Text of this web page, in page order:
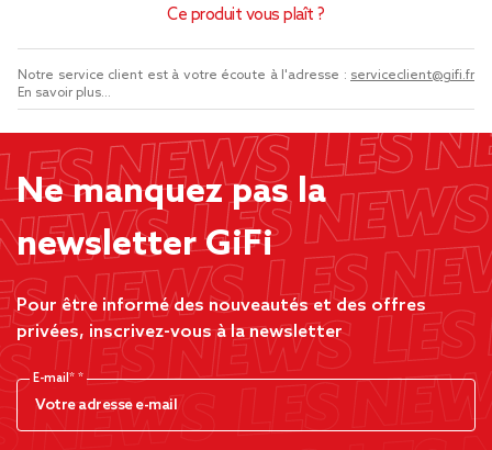
Ce produit vous plaît ?
Notre service client est à votre écoute à l'adresse : serviceclient@gifi.fr
En savoir plus...
Ne manquez pas la
newsletter GiFi
Pour être informé des nouveautés et des offres
privées, inscrivez-vous à la newsletter
E-mail*